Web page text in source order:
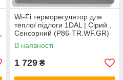
Wi-Fi терморегулятор для
теплої підлоги 1DAL | Сірий ,
Сенсорний (P86-TR.WF.GR)
В наявності
1 729 ₴